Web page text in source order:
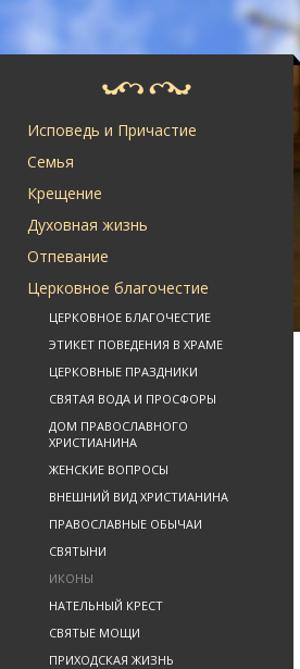
Исповедь и Причастие
Семья
Крещение
Духовная жизнь
Отпевание
Церковное благочестие
ЦЕРКОВНОЕ БЛАГОЧЕСТИЕ
ЭТИКЕТ ПОВЕДЕНИЯ В ХРАМЕ
ЦЕРКОВНЫЕ ПРАЗДНИКИ
СВЯТАЯ ВОДА И ПРОСФОРЫ
ДОМ ПРАВОСЛАВНОГО
ХРИСТИАНИНА
ЖЕНСКИЕ ВОПРОСЫ
ВНЕШНИЙ ВИД ХРИСТИАНИНА
ПРАВОСЛАВНЫЕ ОБЫЧАИ
СВЯТЫНИ
ИКОНЫ
НАТЕЛЬНЫЙ КРЕСТ
СВЯТЫЕ МОЩИ
ПРИХОДСКАЯ ЖИЗНЬ